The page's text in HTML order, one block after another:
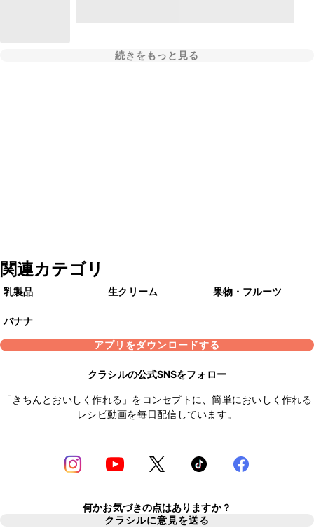
続きをもっと見る
関連カテゴリ
乳製品 生クリーム 果物・フルーツ
バナナ
アプリをダウンロードする
クラシルの公式SNSをフォロー
「きちんとおいしく作れる」をコンセプトに、簡単においしく作れる
レシピ動画を毎日配信しています。
何かお気づきの点はありますか？
クラシルに意見を送る